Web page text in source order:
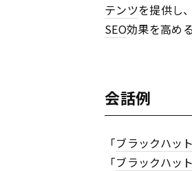
テンツを提供し
SEO効果を高め
会話例
「ブラックハット
「ブラックハット